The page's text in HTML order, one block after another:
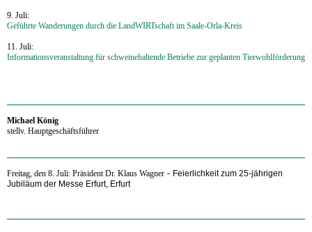
9. Juli:
Geführte Wanderungen durch die LandWIRTschaft im Saale-Orla-Kreis
11. Juli:
Informationsveranstaltung für schweinehaltende Betriebe zur geplanten Tierwohlförderung
Michael König
stellv. Hauptgeschäftsführer
Freitag, den 8. Juli: Präsident Dr. Klaus Wagner – Feierlichkeit zum 25-jährigen
Jubiläum der Messe Erfurt, Erfurt